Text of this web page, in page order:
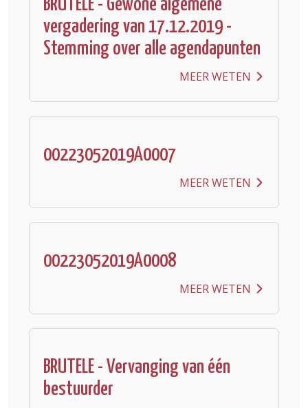
BRUTELE - Gewone algemene
vergadering van 17.12.2019 -
Stemming over alle agendapunten
MEER WETEN
00223052019A0007
MEER WETEN
00223052019A0008
MEER WETEN
BRUTELE - Vervanging van één
bestuurder